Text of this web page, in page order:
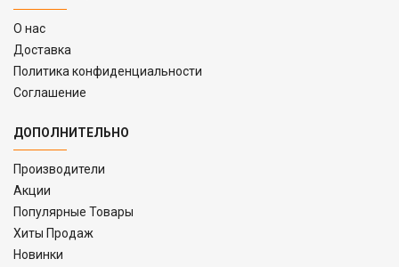
O нас
Доставка
Политика конфиденциальности
Соглашение
ДОПОЛНИТЕЛЬНО
Производители
Акции
Популярные Товары
Хиты Продаж
Новинки